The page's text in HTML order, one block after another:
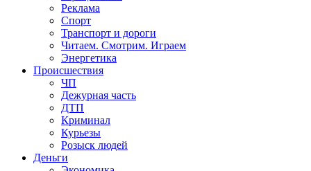
Реклама
Спорт
Транспорт и дороги
Читаем. Смотрим. Играем
Энергетика
Происшествия
ЧП
Дежурная часть
ДТП
Криминал
Курьезы
Розыск людей
Деньги